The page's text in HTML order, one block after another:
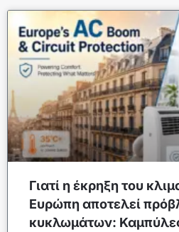
Γιατί η έκρηξη του
Ευρώπη αποτελεί
κυκλωμάτων: